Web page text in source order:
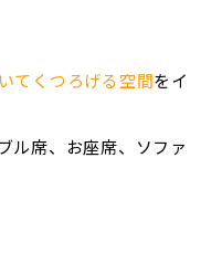
てくつろげる空間をイ
ル席、お座席、ソファ